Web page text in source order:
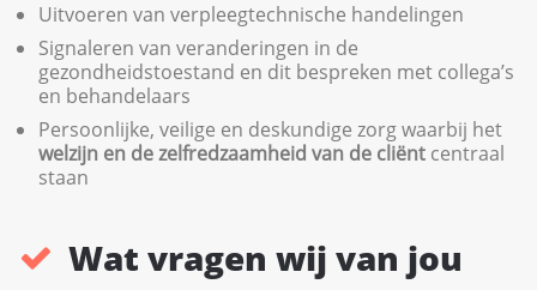
Uitvoeren van verpleegtechnische handelingen
Signaleren van veranderingen in de
gezondheidstoestand en dit bespreken met collega’s
en behandelaars
Persoonlijke, veilige en deskundige zorg waarbij het
welzijn en de zelfredzaamheid van de cliënt centraal
staan
Wat vragen wij van jou